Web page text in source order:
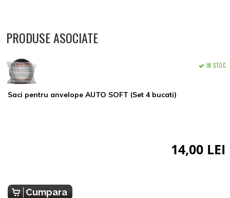
PRODUSE ASOCIATE
Saci pentru anvelope AUTO SOFT (Set 4 bucati)
IN STOC
14,00 LEI
Cumpara